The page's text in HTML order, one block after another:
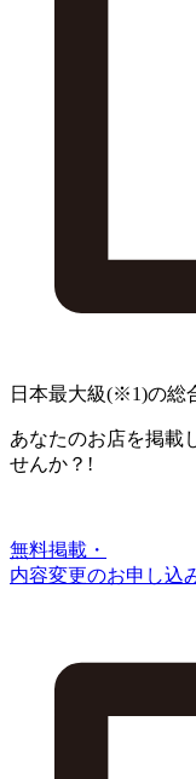
日本最大級(※1)の総
あなたのお店を掲載
せんか？!
無料掲載・
内容変更のお申し込